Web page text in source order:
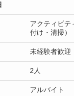
アクティビテ
付け・清掃
未経験者歓迎
2人
アルバイト